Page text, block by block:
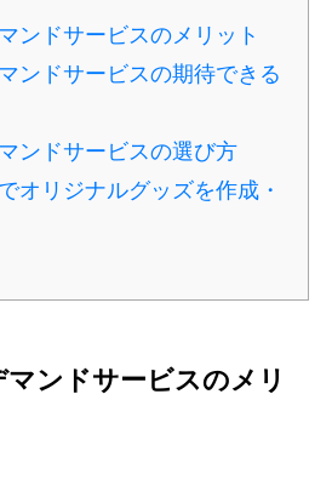
ンドサービスのメリット
ンドサービスの期待できる
ンドサービスの選び方
オリジナルグッズを作成・
ンドサービスのメリ